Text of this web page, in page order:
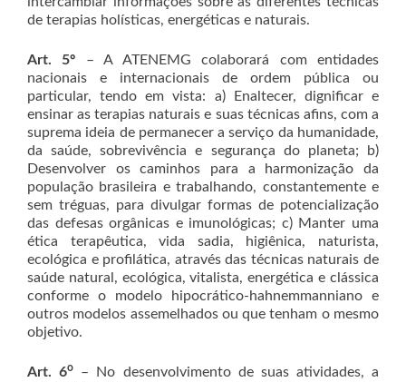
de terapias holísticas, energéticas e naturais.
Art. 5º – A ATENEMG colaborará com entidades
nacionais e internacionais de ordem pública ou
particular, tendo em vista: a) Enaltecer, dignificar e
ensinar as terapias naturais e suas técnicas afins, com a
suprema ideia de permanecer a serviço da humanidade,
da saúde, sobrevivência e segurança do planeta; b)
Desenvolver os caminhos para a harmonização da
população brasileira e trabalhando, constantemente e
sem tréguas, para divulgar formas de potencialização
das defesas orgânicas e imunológicas; c) Manter uma
ética terapêutica, vida sadia, higiênica, naturista,
ecológica e profilática, através das técnicas naturais de
saúde natural, ecológica, vitalista, energética e clássica
conforme o modelo hipocrático-hahnemmanniano e
outros modelos assemelhados ou que tenham o mesmo
objetivo.
Art. 6o
– No desenvolvimento de suas atividades, a